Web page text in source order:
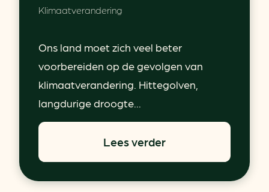
Klimaatverandering
Ons land moet zich veel beter
voorbereiden op de gevolgen van
klimaatverandering. Hittegolven,
langdurige droogte...
Lees verder